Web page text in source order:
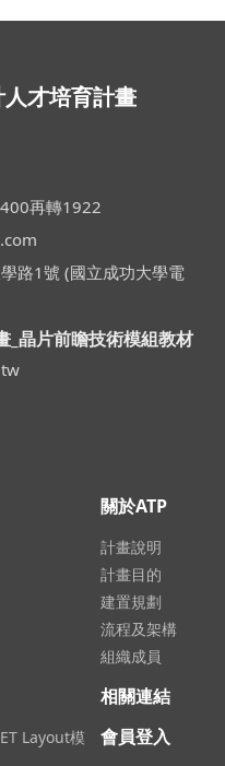
才培育計畫
再轉1922
路1號 (國立成功大學電
_晶片前瞻技術模組教材
關於ATP
計畫說明
計畫目的
建置規劃
流程及架構
組織成員
Layout模
相關連結
會員登入